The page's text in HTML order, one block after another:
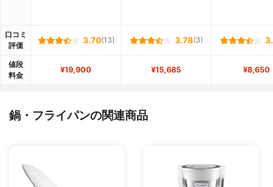
口コミ
評価
3.70(13) 3.78(3)
値段
料金
¥19,900 ¥15,685 ¥8,650
鍋・フライパンの関連商品